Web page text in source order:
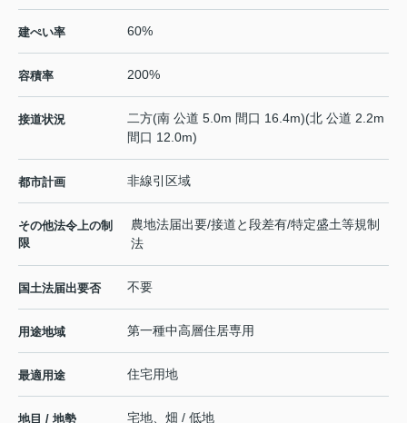
建ぺい率 60%
容積率 200%
接道状況
二方(南 公道 5.0m 間口 16.4m)(北 公道 2.2m
間口 12.0m)
都市計画 非線引区域
その他法令上の制
限
農地法届出要/接道と段差有/特定盛土等規制
法
国土法届出要否 不要
用途地域 第一種中高層住居専用
最適用途 住宅用地
地目 / 地勢 宅地、畑 / 低地